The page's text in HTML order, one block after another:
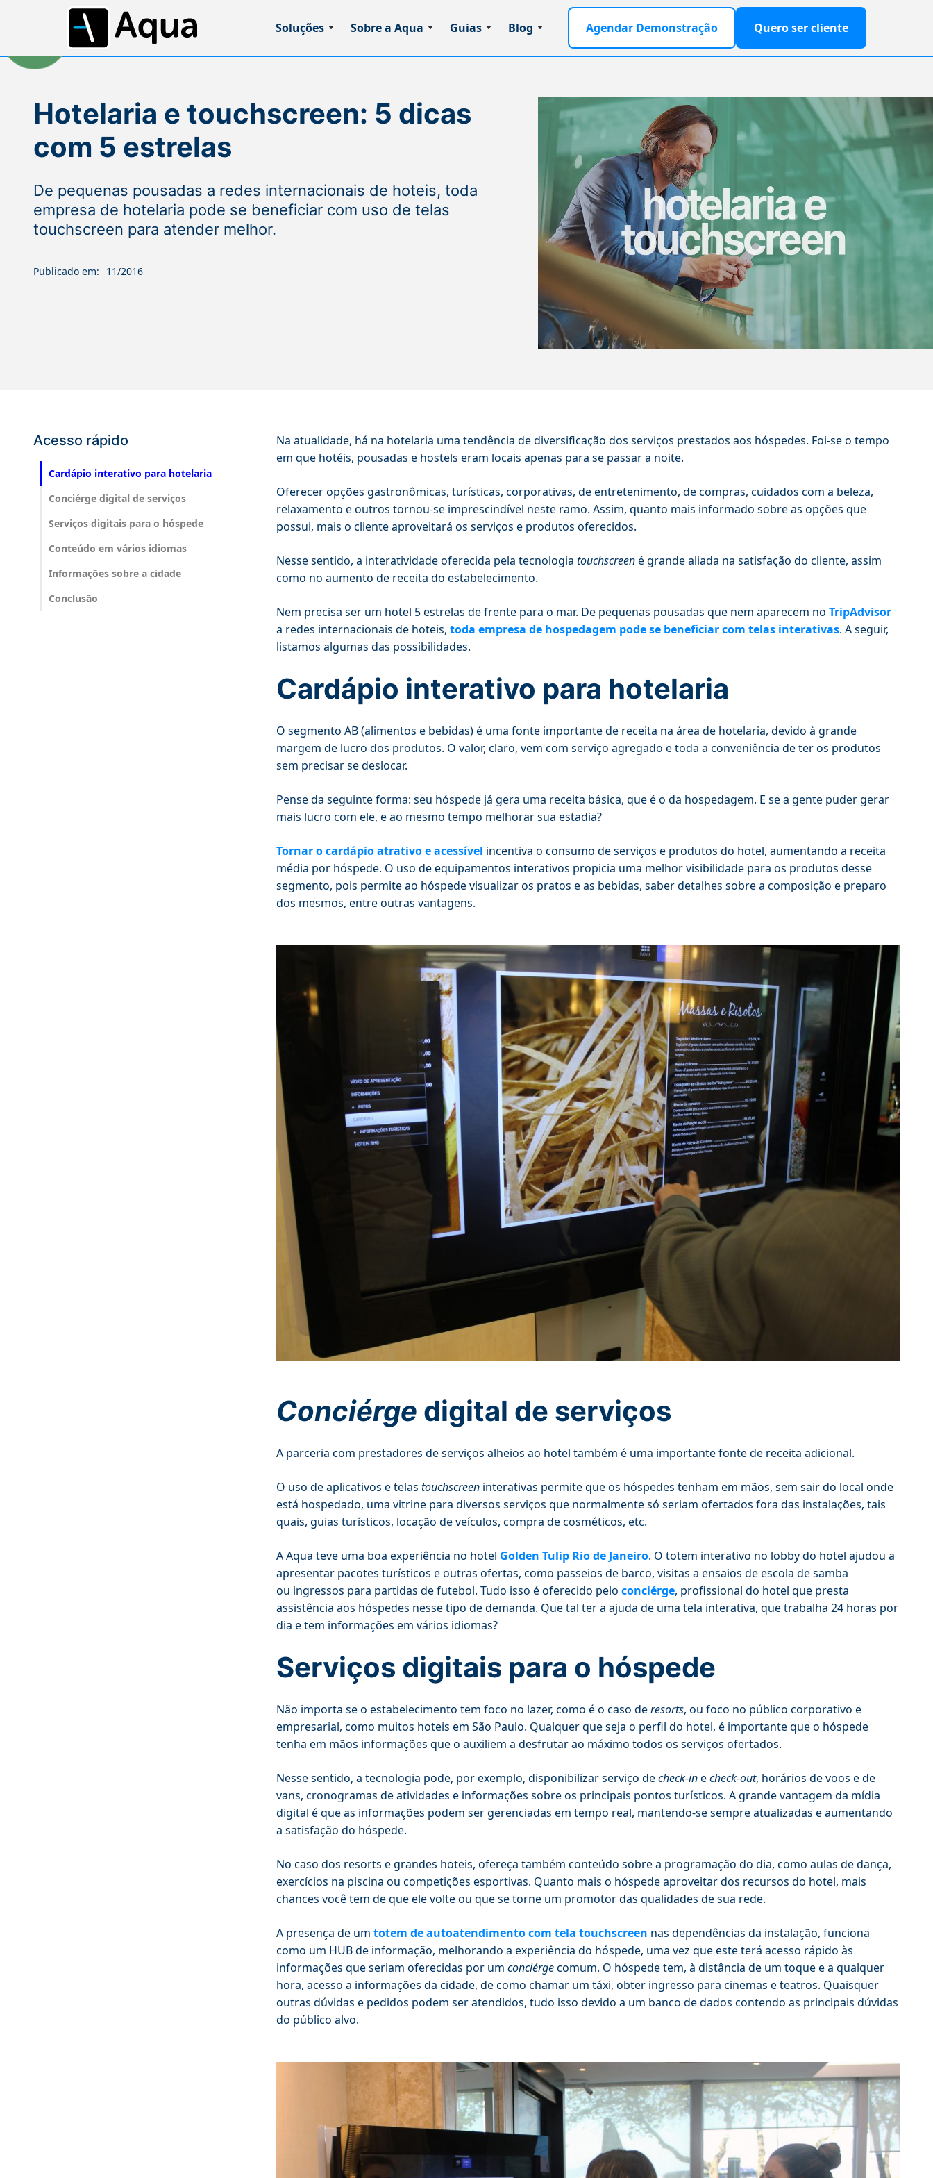
Soluções Sobre a Aqua Guias Blog Agendar Demonstração Quero ser cliente
Hotelaria e touchscreen: 5 dicas
com 5 estrelas
De pequenas pousadas a redes internacionais de hoteis, toda
empresa de hotelaria pode se beneficiar com uso de telas
touchscreen para atender melhor.
Publicado em: 11/2016
Acesso rápido
Cardápio interativo para hotelaria
Conciérge digital de serviços
Serviços digitais para o hóspede
Conteúdo em vários idiomas
Informações sobre a cidade
Conclusão
Na atualidade, há na hotelaria uma tendência de diversificação dos serviços prestados aos hóspedes. Foi-se o tempo
em que hotéis, pousadas e hostels eram locais apenas para se passar a noite.
Oferecer opções gastronômicas, turísticas, corporativas, de entretenimento, de compras, cuidados com a beleza,
relaxamento e outros tornou-se imprescindível neste ramo. Assim, quanto mais informado sobre as opções que
possui, mais o cliente aproveitará os serviços e produtos oferecidos.
Nesse sentido, a interatividade oferecida pela tecnologia touchscreené grande aliada na satisfação do cliente, assim
como no aumento de receita do estabelecimento.
Nem precisa ser um hotel 5 estrelas de frente para o mar. De pequenas pousadas que nem aparecem no TripAdvisor
a redes internacionais de hoteis, toda empresa de hospedagem pode se beneficiar com telas interativas. A seguir,
listamos algumas das possibilidades.
Cardápio interativo para hotelaria
O segmento AB (alimentos e bebidas) é uma fonte importante de receita na área de hotelaria, devido à grande
margem de lucro dos produtos. O valor, claro, vem com serviço agregado e toda a conveniência de ter os produtos
sem precisar se deslocar.
Pense da seguinte forma: seu hóspede já gera uma receita básica, que é o da hospedagem. E se a gente puder gerar
mais lucro com ele, e ao mesmo tempo melhorar sua estadia?
Tornar o cardápio atrativo e acessível incentiva o consumo de serviços e produtos do hotel, aumentando a receita
média por hóspede. O uso de equipamentos interativos propicia uma melhor visibilidade para os produtos desse
segmento, pois permite ao hóspede visualizar os pratos e as bebidas, saber detalhes sobre a composição e preparo
dos mesmos, entre outras vantagens.
Conciérge digital de serviços
A parceria com prestadores de serviços alheios ao hotel também é uma importante fonte de receita adicional.
O uso de aplicativos e telas touchscreen interativas permite que os hóspedes tenham em mãos, sem sair do local onde
está hospedado, uma vitrine para diversos serviços que normalmente só seriam ofertados fora das instalações, tais
quais, guias turísticos, locação de veículos, compra de cosméticos, etc.
A Aqua teve uma boa experiência no hotel Golden Tulip Rio de Janeiro. O totem interativo no lobby do hotel ajudou a
apresentar pacotes turísticos e outras ofertas, como passeios de barco, visitas a ensaios de escola de samba
ou ingressos para partidas de futebol. Tudo isso é oferecido pelo conciérge, profissional do hotel que presta
assistência aos hóspedes nesse tipo de demanda. Que tal ter a ajuda de uma tela interativa, que trabalha 24 horas por
dia e tem informações em vários idiomas?
Serviços digitais para o hóspede
Não importa se o estabelecimento tem foco no lazer, como é o caso deresorts, ou foco no público corporativo e
empresarial, como muitos hoteis em São Paulo. Qualquer que seja o perfil do hotel, é importante que o hóspede
tenha em mãos informações que o auxiliem a desfrutar ao máximo todos os serviços ofertados.
Nesse sentido, a tecnologia pode, por exemplo, disponibilizar serviço decheck-inecheck-out, horários de voos e de
vans, cronogramas de atividades e informações sobre os principais pontos turísticos. A grande vantagem da mídia
digital é que as informações podem ser gerenciadas em tempo real, mantendo-se sempre atualizadas e aumentando
a satisfação do hóspede.
No caso dos resorts e grandes hoteis, ofereça também conteúdo sobre a programação do dia, como aulas de dança,
exercícios na piscina ou competições esportivas. Quanto mais o hóspede aproveitar dos recursos do hotel, mais
chances você tem de que ele volte ou que se torne um promotor das qualidades de sua rede.
A presença de um totem de autoatendimento com tela touchscreen nas dependências da instalação, funciona
como um HUB de informação, melhorando a experiência do hóspede, uma vez que este terá acesso rápido às
informações que seriam oferecidas por um conciérgecomum. O hóspede tem, à distância de um toque e a qualquer
hora, acesso a informações da cidade, de como chamar um táxi, obter ingresso para cinemas e teatros. Quaisquer
outras dúvidas e pedidos podem ser atendidos, tudo isso devido a um banco de dados contendo as principais dúvidas
do público alvo.